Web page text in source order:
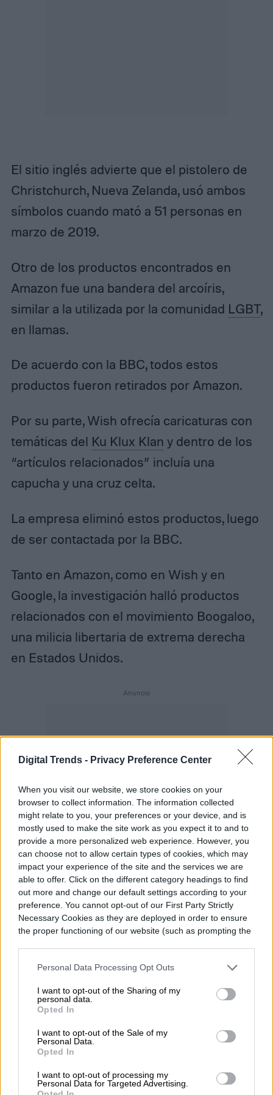
Digital Trends - Privacy Preference Center
When you visit our website, we store cookies on your
browser to collect information. The information collected
might relate to you, your preferences or your device, and is
mostly used to make the site work as you expect it to and to
provide a more personalized web experience. However, you
can choose not to allow certain types of cookies, which may
impact your experience of the site and the services we are
able to offer. Click on the different category headings to find
out more and change our default settings according to your
preference. You cannot opt-out of our First Party Strictly
Necessary Cookies as they are deployed in order to ensure
the proper functioning of our website (such as prompting the
Personal Data Processing Opt Outs
I want to opt-out of the Sharing of my
personal data.
Opted In
I want to opt-out of the Sale of my
Personal Data.
Opted In
I want to opt-out of processing my
Personal Data for Targeted Advertising.
El sitio inglés advierte que el pistolero de
Christchurch, Nueva Zelanda, usó ambos
símbolos cuando mató a 51 personas en
marzo de 2019.
Otro de los productos encontrados en
Amazon fue una bandera del arcoíris,
similar a la utilizada por la comunidad LGBT,
en llamas.
De acuerdo con la BBC, todos estos
productos fueron retirados por Amazon.
Por su parte, Wish ofrecía caricaturas con
temáticas del Ku Klux Klan y dentro de los
“artículos relacionados” incluía una
capucha y una cruz celta.
La empresa eliminó estos productos, luego
de ser contactada por la BBC.
Tanto en Amazon, como en Wish y en
Google, la investigación halló productos
relacionados con el movimiento Boogaloo,
una milicia libertaria de extrema derecha
en Estados Unidos.